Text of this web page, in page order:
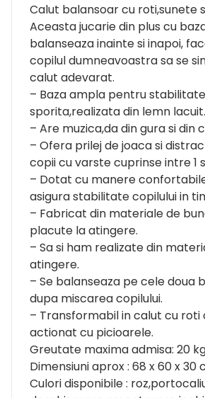
Calut balansoar cu roti,sunete
Aceasta jucarie din plus cu
balanseaza inainte si inapoi,
copilul dumneavoastra sa se
calut adevarat.
– Baza ampla pentru stabilitate
sporita,realizata din lemn lacuit.
– Are muzica,da din gura si din
– Ofera prilej de joaca si
copii cu varste cuprinse intre 1
– Dotat cu manere
asigura stabilitate copilului in
– Fabricat din materiale de
placute la atingere.
– Sa si ham realizate din
atingere.
– Se balanseaza pe cele doua
dupa miscarea copilului.
– Transformabil in calut cu roti
actionat cu picioarele.
Greutate maxima admisa: 20
Dimensiuni aprox : 68 x 60 x
Culori disponibile :